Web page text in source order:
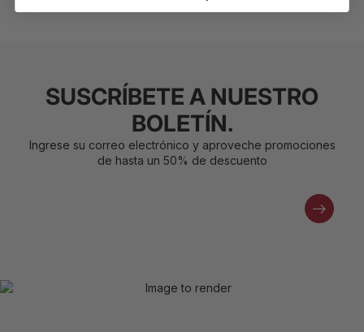
• Pantalones.
SUSCRÍBETE A NUESTRO
BOLETÍN.
Ingrese su correo electrónico y aproveche promociones
de hasta un 50% de descuento